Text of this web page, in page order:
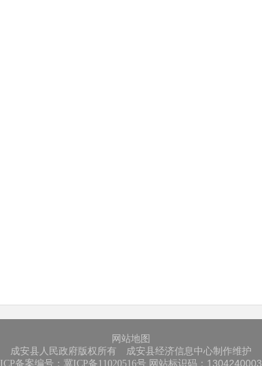
网站地图
成安县人民政府版权所有 成安县经济信息中心制作维护
ICP备案编号：冀ICP备11020516号 网站标识码：1304240003